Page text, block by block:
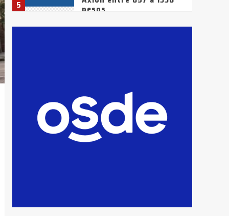
5
pesos
La Bolsa de Cereales de
que intentaron evadir a
la Policía fueron
detenidos por
comercialización de
drogas en la tarde del
sábado